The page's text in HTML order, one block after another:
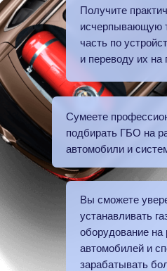
Получите
исчерпывающую
часть по
и переводу их на
Сумеете
подбирать ГБО на
автомобили и
Вы сможете
устанавливать
оборудование на
автомобилей и
зарабатывать